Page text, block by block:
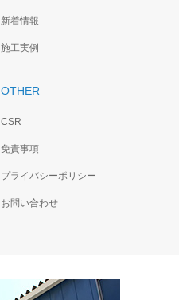
新着情報
施工実例
OTHER
CSR
免責事項
プライバシーポリシー
お問い合わせ